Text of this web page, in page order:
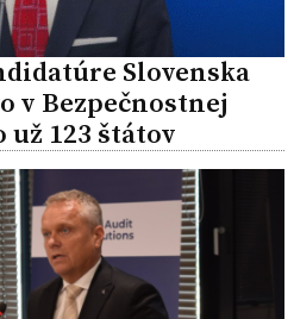
Slovenska
v Bezpečnostnej
už 123 štátov